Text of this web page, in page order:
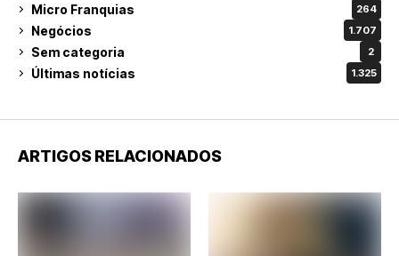
Micro Franquias 264
Negócios 1.707
Sem categoria 2
Últimas notícias 1.325
ARTIGOS RELACIONADOS